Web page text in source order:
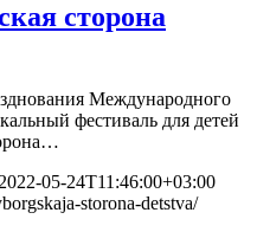
сторона
Международного
фестиваль для детей
2022-05-24T11:46:00+03:00
storona-detstva/